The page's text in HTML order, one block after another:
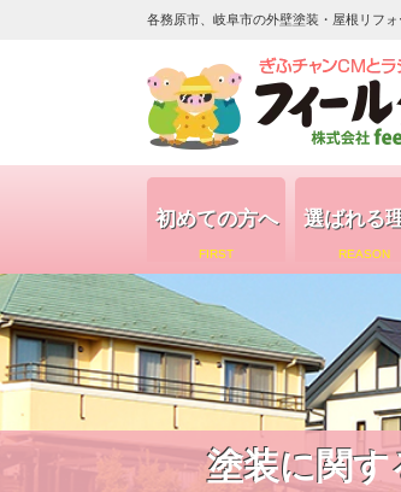
各務原市、岐阜市の外壁塗装・屋根リフ
初めての方へ
FIRST
選ばれる
REASON
塗装に関